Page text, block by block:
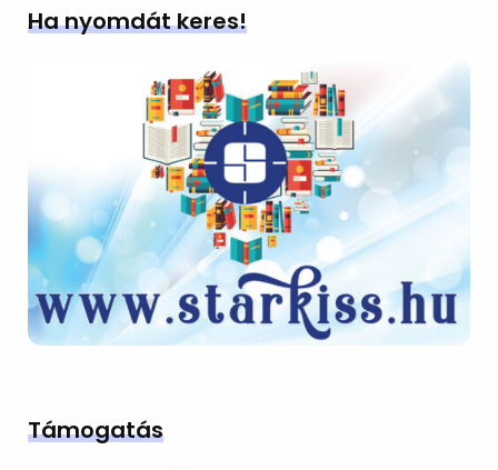
Ha nyomdát keres!
Támogatás